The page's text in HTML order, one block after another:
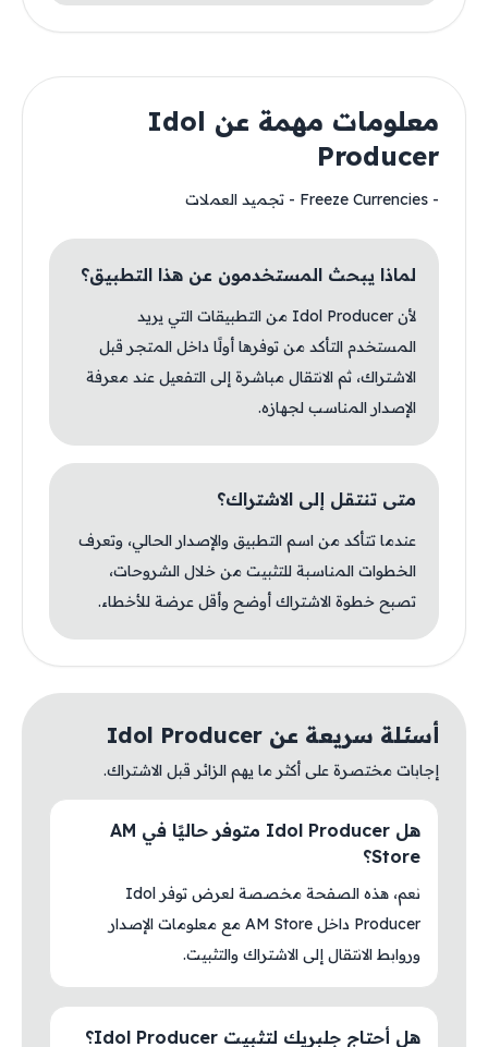
معلومات مهمة عن Idol
Producer
- Freeze Currencies - تجميد العملات
لماذا يبحث المستخدمون عن هذا التطبيق؟
لأن Idol Producer من التطبيقات التي يريد
المستخدم التأكد من توفرها أولًا داخل المتجر قبل
الاشتراك، ثم الانتقال مباشرة إلى التفعيل عند معرفة
الإصدار المناسب لجهازه.
متى تنتقل إلى الاشتراك؟
عندما تتأكد من اسم التطبيق والإصدار الحالي، وتعرف
الخطوات المناسبة للتثبيت من خلال الشروحات،
تصبح خطوة الاشتراك أوضح وأقل عرضة للأخطاء.
أسئلة سريعة عن Idol Producer
إجابات مختصرة على أكثر ما يهم الزائر قبل الاشتراك.
هل Idol Producer متوفر حاليًا في AM
Store؟
نعم، هذه الصفحة مخصصة لعرض توفر Idol
Producer داخل AM Store مع معلومات الإصدار
وروابط الانتقال إلى الاشتراك والتثبيت.
هل أحتاج جلبريك لتثبيت Idol Producer؟